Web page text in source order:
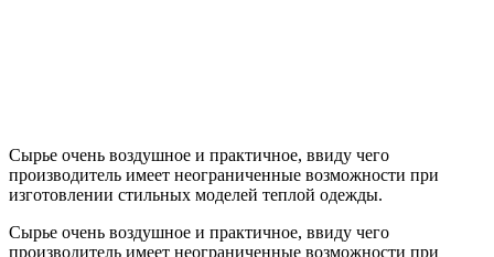
Сырье очень воздушное и практичное, ввиду чего
производитель имеет неограниченные возможности при
изготовлении стильных моделей теплой одежды.
Сырье очень воздушное и практичное, ввиду чего
производитель имеет неограниченные возможности при